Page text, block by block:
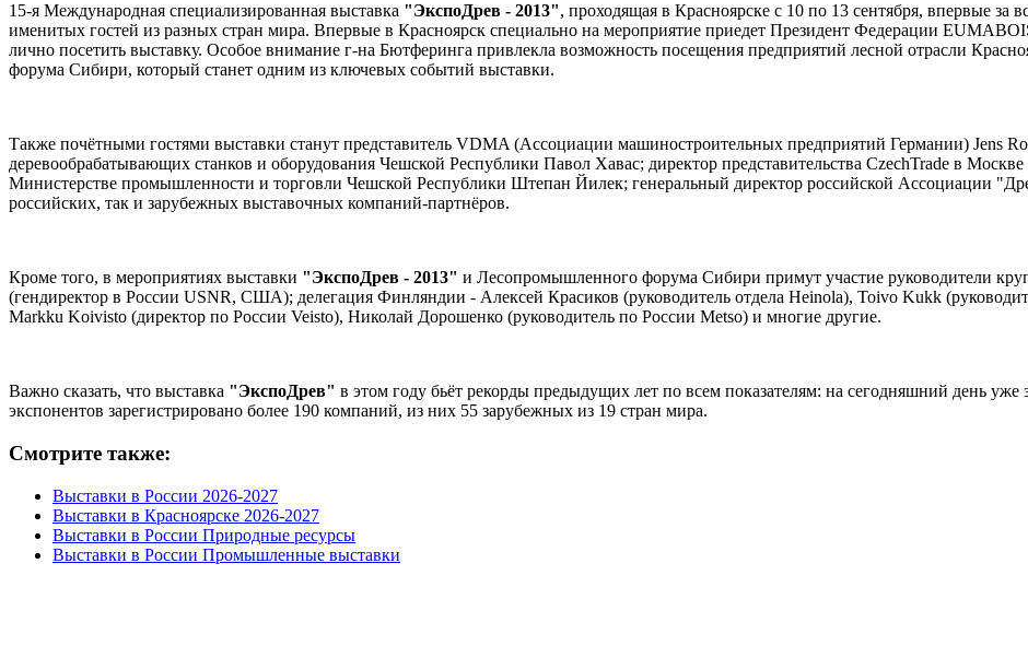
15-я Международная специализированная выставка "ЭкспоДрев - 2013", проходящая в Красноярске с 10 по 13 сентября, впервые за
именитых гостей из разных стран мира. Впервые в Красноярск специально на мероприятие приедет Президент Федерации
лично посетить выставку. Особое внимание г-на Бютферинга привлекла возможность посещения предприятий лесной отрасли
форума Сибири, который станет одним из ключевых событий выставки.
Также почётными гостями выставки станут представитель VDMA (Ассоциации машиностроительных предприятий Германии) Jens
деревообрабатывающих станков и оборудования Чешской Республики Павол Хавас; директор представительства CzechTrade в
Министерствe промышленности и торговли Чешской Республики Штепан Йилек; генеральный директор российской Ассоциации
российских, так и зарубежных выставочных компаний-партнёров.
Кроме того, в мероприятиях выставки "ЭкспоДрев - 2013" и Лесопромышленного форума Сибири примут участие руководители
(гендиректор в России USNR, США); делегация Финляндии - Алексей Красиков (руководитель отдела Heinola), Toivo Kukk
Markku Koivisto (директор по России Veisto), Николай Дорошенко (руководитель по России Metso) и многие другие.
Важно сказать, что выставка "ЭкспоДрев" в этом году бьёт рекорды предыдущих лет по всем показателям: на сегодняшний день
экспонентов зарегистрировано более 190 компаний, из них 55 зарубежных из 19 стран мира.
Смотрите также:
Выставки в России 2026-2027
Выставки в Красноярске 2026-2027
Выставки в России Природные ресурсы
Выставки в России Промышленные выставки